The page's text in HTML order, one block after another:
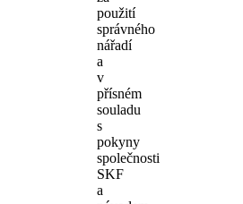
použití
správného
nářadí
a
v
přísném
souladu
s
pokyny
společnosti
SKF
a